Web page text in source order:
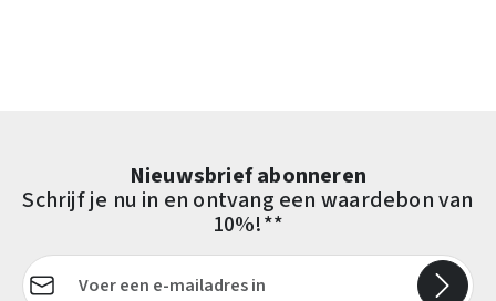
Nieuwsbrief abonneren
Schrijf je nu in en ontvang een waardebon van
10%!**
E-mailadres*